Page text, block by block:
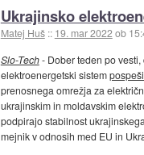
Ukrajinsko
Matej Huš :: 19. mar 2022ob
Slo-Tech- Dober teden po vesti,
elektroenergetski sistem
prenosnega omrežja za
ukrajinskim in moldavskim
podpirajo stabilnost
mejnik v odnosih med EU in